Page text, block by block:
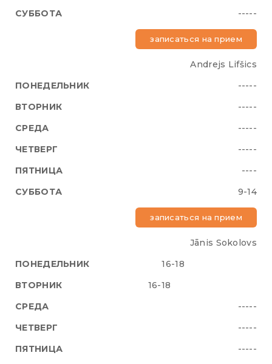
-----
записаться на прием
Andrejs Lifšics
-----
-----
-----
-----
----
9-14
записаться на прием
Jānis Sokolovs
16-18
16-18
-----
-----
-----